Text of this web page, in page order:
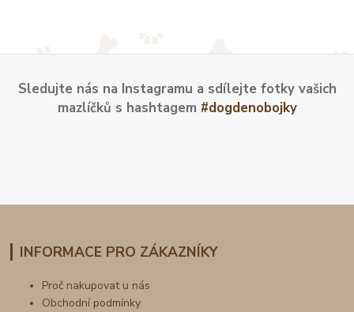
Sledujte nás na Instagramu a sdílejte fotky vašich
mazlíčků s hashtagem #dogdenobojky
INFORMACE PRO ZÁKAZNÍKY
Proč nakupovat u nás
Obchodní podmínky